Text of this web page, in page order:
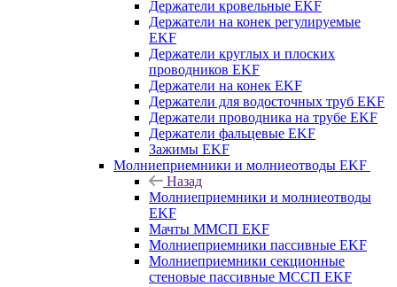
Держатели кровельные EKF
Держатели на конек регулируемые
EKF
Держатели круглых и плоских
проводников EKF
Держатели на конек EKF
Держатели для водосточных труб EKF
Держатели проводника на трубе EKF
Держатели фальцевые EKF
Зажимы EKF
Молниеприемники и молниеотводы EKF
Назад
Молниеприемники и молниеотводы
EKF
Мачты ММСП EKF
Молниеприемники пассивные EKF
Молниеприемники секционные
стеновые пассивные МССП EKF